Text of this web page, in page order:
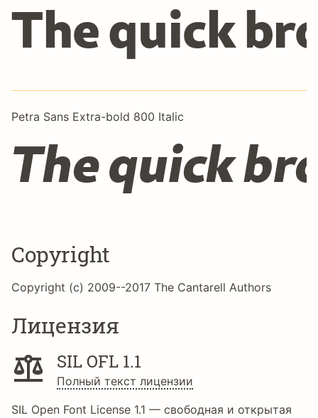
The quick
Petra Sans Extra-bold 800 Italic
The quick
Copyright
Copyright (c) 2009--2017 The Cantarell Authors
Лицензия
SIL OFL 1.1
Полный текст лицензии
SIL Open Font License 1.1 — свободная и открытая